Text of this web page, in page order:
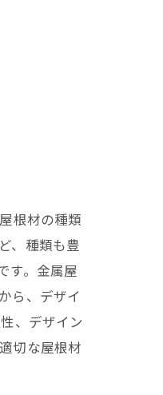
根材の種類
、種類も豊
す。金属屋
ら、デザイ
、デザイン
切な屋根材